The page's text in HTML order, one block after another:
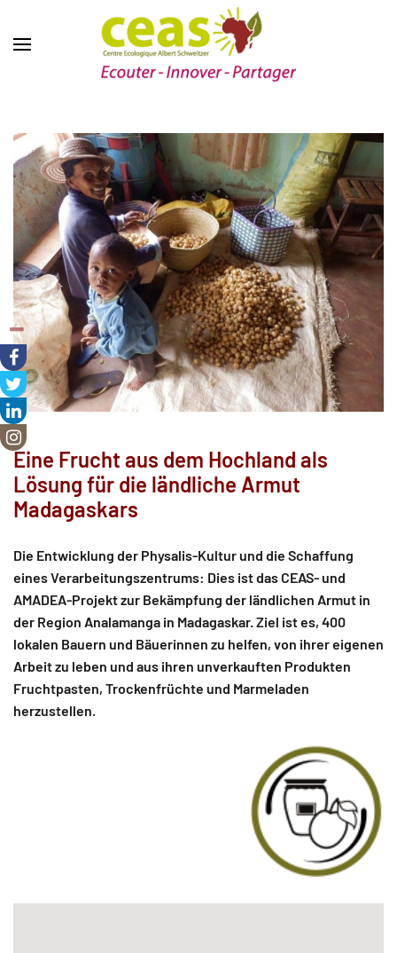
Eine Frucht aus dem Hochland als
Lösung für die ländliche Armut
Madagaskars
Die Entwicklung der Physalis-Kultur und die Schaffung
eines Verarbeitungszentrums: Dies ist das CEAS- und
AMADEA-Projekt zur Bekämpfung der ländlichen Armut in
der Region Analamanga in Madagaskar. Ziel ist es, 400
lokalen Bauern und Bäuerinnen zu helfen, von ihrer eigenen
Arbeit zu leben und aus ihren unverkauften Produkten
Fruchtpasten, Trockenfrüchte und Marmeladen
herzustellen.